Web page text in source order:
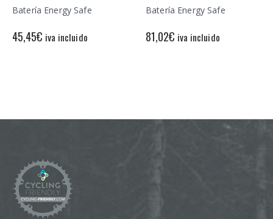
Batería Energy Safe
45,45€ iva incluido
Batería Energy Safe
81,02€ iva incluido